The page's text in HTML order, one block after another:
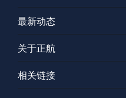
最新动态
关于正航
相关链接